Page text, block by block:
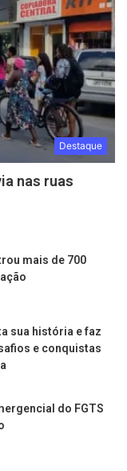
Destaque
nas ruas
mais de 700
sua história e faz
e conquistas
do FGTS